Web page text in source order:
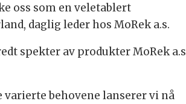
oss som en veletablert
daglig leder hos MoRek a.s.
spekter av produkter MoRek a.s
behovene lanserer vi nå